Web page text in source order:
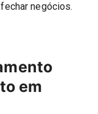
negócios.
em